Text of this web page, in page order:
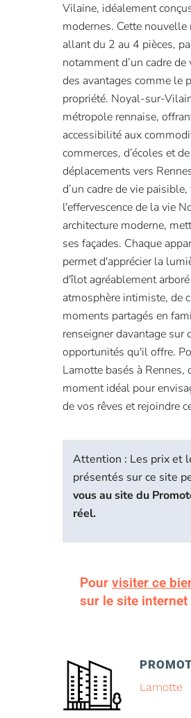
Vilaine, idéalement
modernes. Cette
allant du 2 au 4 pièces,
notamment d’un cadre
des avantages comme le
propriété. Noyal-sur-
métropole rennaise,
accessibilité aux
commerces, d’écoles et
déplacements vers
d’un cadre de vie
l'effervescence de la vie
architecture moderne,
ses façades. Chaque
permet d'apprécier la
d'îlot agréablement
atmosphère intimiste, de
moments partagés en
renseigner davantage
opportunités qu'il offre.
Lamotte basés à
moment idéal pour
de vos rêves et rejoindre
Attention : Les prix et
présentés sur ce site
vous au site du
réel.
Pour visiter ce
sur le site internet
Lamotte